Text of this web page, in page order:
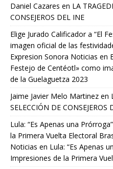
Daniel Cazares en LA
CONSEJEROS DEL INE
Elige Jurado Calificador a “El
imagen oficial de las
Expresion Sonora Noticias en
Festejo de Centéotl» como
de la Guelaguetza 2023
Jaime Javier Melo Martinez en
SELECCIÓN DE CONSEJEROS
Lula: “Es Apenas una
la Primera Vuelta Electoral
Noticias en Lula: “Es Apenas
Impresiones de la Primera